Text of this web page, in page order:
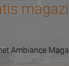
Ambiance